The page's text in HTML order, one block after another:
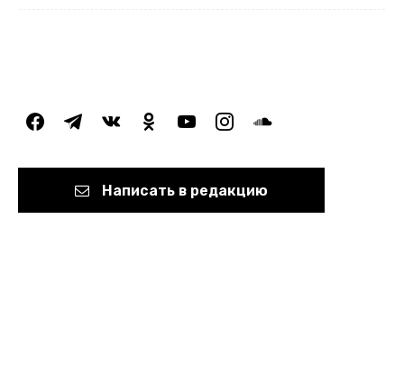
facebooktelegramvkontakteodnoklassniki
youtubeinstagramsoundcloud
Написать в редакцию